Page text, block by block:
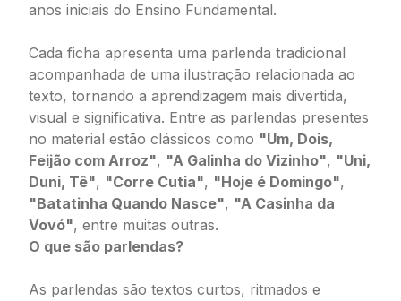
anos iniciais do Ensino Fundamental.
Cada ficha apresenta uma parlenda tradicional
acompanhada de uma ilustração relacionada ao
texto, tornando a aprendizagem mais divertida,
visual e significativa. Entre as parlendas presentes
no material estão clássicos como "Um, Dois,
Feijão com Arroz", "A Galinha do Vizinho", "Uni,
Duni, Tê", "Corre Cutia", "Hoje é Domingo",
"Batatinha Quando Nasce", "A Casinha da
Vovó", entre muitas outras.
O que são parlendas?
As parlendas são textos curtos, ritmados e